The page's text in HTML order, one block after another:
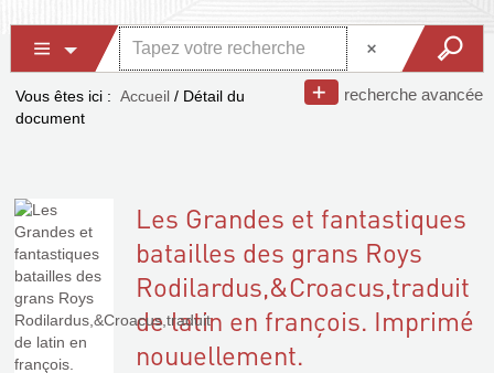
recherche avancée
Vous êtes ici : Accueil / Détail du
document
Les Grandes et fantastiques
batailles des grans Roys
Rodilardus,&Croacus,traduit
de latin en françois. Imprimé
nouuellement.